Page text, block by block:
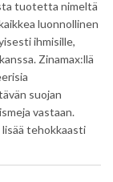
tuotetta nimeltä
luonnollinen
ihmisille,
Zinamax:llä
suojan
vastaan.
tehokkaasti